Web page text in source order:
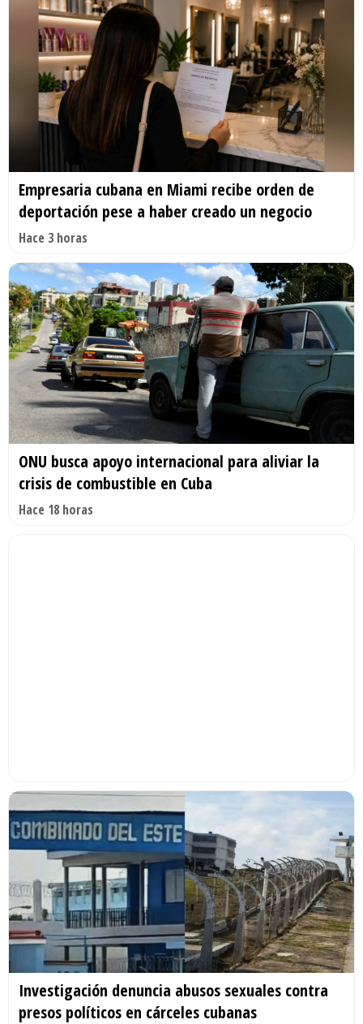
Empresaria cubana en Miami recibe orden de
deportación pese a haber creado un negocio
Hace 3 horas
ONU busca apoyo internacional para aliviar la
crisis de combustible en Cuba
Hace 18 horas
Investigación denuncia abusos sexuales contra
presos políticos en cárceles cubanas